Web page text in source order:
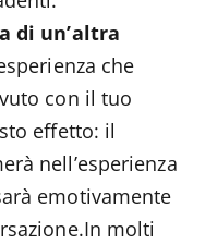
di un’altra
che
con il tuo
effetto: il
nell’esperienza
emotivamente
molti